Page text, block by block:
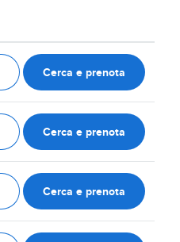
Cerca e prenota
Cerca e prenota
Cerca e prenota